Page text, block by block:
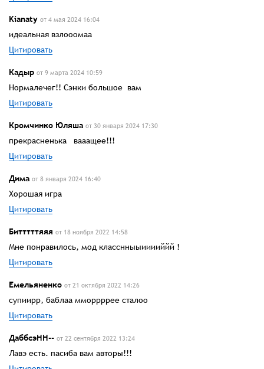
Kianatу от 4 мая 2024 16:04
идеальная взлооомаа
Цитировать
Кадыр от 9 марта 2024 10:59
Нормалечег!! Сэнки большое вам
Цитировать
Кромчинко Юляша от 30 января 2024 17:30
прекрасненька вааащее!!!
Цитировать
Дима от 8 января 2024 16:40
Хорошая игра
Цитировать
Битттттяяя от 18 ноября 2022 14:58
Мне понравилось, мод класснныыииииййй !
Цитировать
Емельяненко от 21 октября 2022 14:26
супиирр, баблаа мморрррее сталоо
Цитировать
ДаббсэНН-- от 22 сентября 2022 13:24
Лавэ есть. пасиба вам авторы!!!